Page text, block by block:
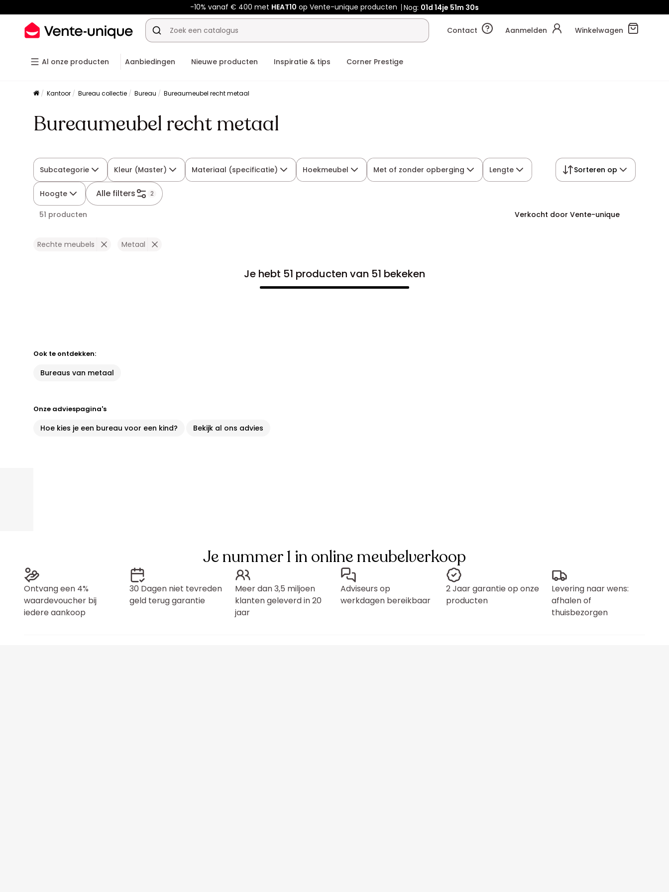
-10% vanaf € 400 met HEAT10 op Vente-unique producten Nog: 01d 14je 51m 29s
Contact Aanmelden Winkelwagen
Al onze producten Aanbiedingen Nieuwe producten Inspiratie & tips Corner Prestige
Kantoor Bureau collectie Bureau Bureaumeubel recht metaal
Bureaumeubel recht metaal
Subcategorie Kleur (Master) Materiaal (specificatie) Hoekmeubel Met of zonder opberging Lengte
Hoogte Alle filters 2
Sorteren op
51 producten Verkocht door Vente-unique
Rechte meubels Metaal
Je hebt 51 producten van 51 bekeken
Ook te ontdekken:
Bureaus van metaal
Onze adviespagina's
Hoe kies je een bureau voor een kind? Bekijk al ons advies
Je nummer 1 in online meubelverkoop
Ontvang een 4%
waardevoucher bij
iedere aankoop
30 Dagen niet tevreden
geld terug garantie
Meer dan 3,5 miljoen
klanten geleverd in 20
jaar
Adviseurs op
werkdagen bereikbaar
2 Jaar garantie op onze
producten
Levering naar wens:
afhalen of
thuisbezorgen